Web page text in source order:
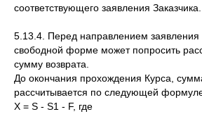
соответствующего заявления Заказчика.
5.13.4. Перед направлением заявления
свободной форме может попросить
сумму возврата.
До окончания прохождения Курса,
рассчитывается по следующей
X = S - S1 - F, где